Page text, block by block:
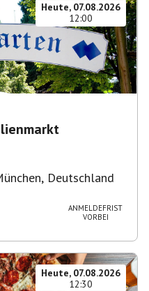
Heute, 07.08.2026
12:00
Deutschland
ANMELDEFRIST
VORBEI
Heute, 07.08.2026
12:30